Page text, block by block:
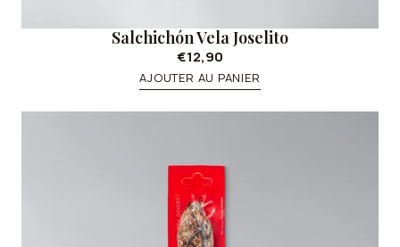
Salchichón Vela Joselito
€12,90
AJOUTER AU PANIER